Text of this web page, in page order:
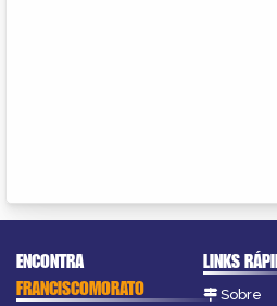
ENCONTRA
FRANCISCOMORATO
LINKS
Sobre